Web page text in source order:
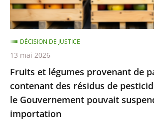
UE
contenant
des
résidus
de
pesticides
interdits
:
Fruits et légumes provenant de
contenant des résidus de
le Gouvernement pouvait
importation
DÉCISION DE JUSTICE
13 mai 2026